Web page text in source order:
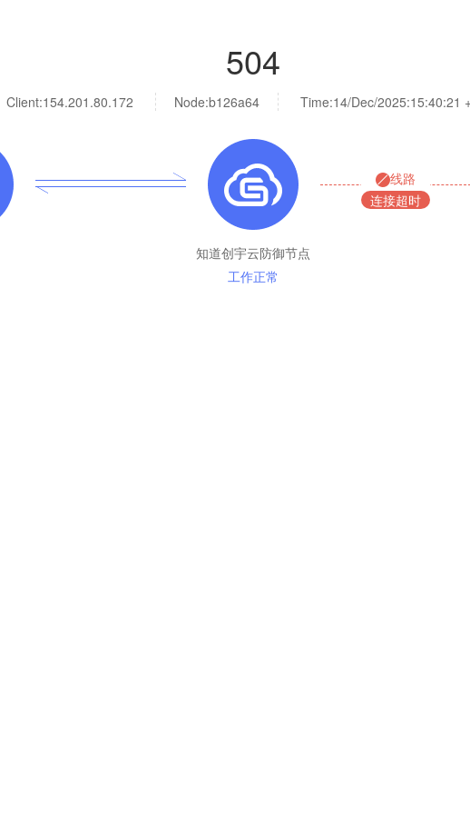
504
Client:154.201.80.172 Node:b126a64 Time:14/Dec/2025:15:40:21
知道创宇云防御节点
工作正常
线路
连接超时